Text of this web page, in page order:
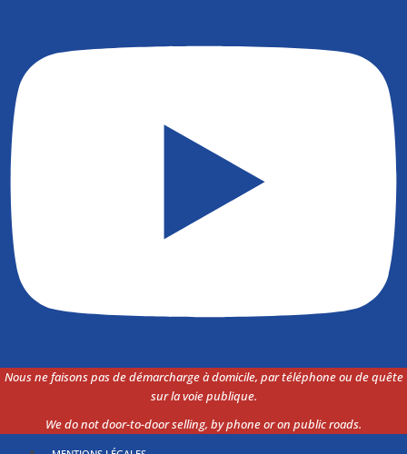
Nous ne faisons pas de démarcharge à domicile, par téléphone ou de quête
sur la voiepublique.
We do not door-to-door selling, by phone or on public roads.